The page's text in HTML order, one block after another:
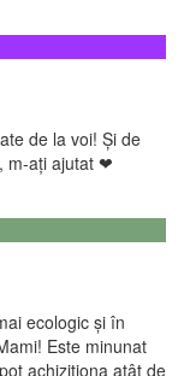
de la voi! Și de
m-ați ajutat ❤
ecologic și în
Este minunat
achiziționa atât de